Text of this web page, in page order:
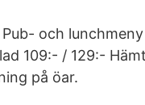
och
109:- / 129:-
på öar.